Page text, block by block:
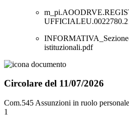
istituzionali.pdf
Circolare del 11/07/2026
Com.545 Assunzioni in ruolo
1